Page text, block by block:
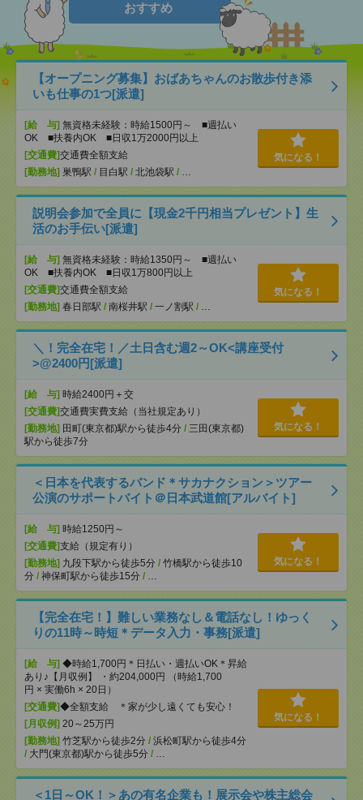
おすすめ
【オープニング募集】おばあちゃんのお散歩付き添
いも仕事の1つ[派遣]
[給 与] 無資格未経験：時給1500円～ ■週払い
OK ■扶養内OK ■日収1万2000円以上
[交通費]交通費全額支給
[勤務地] 巣鴨駅 / 目白駅 / 北池袋駅 / …
気になる！
説明会参加で全員に【現金2千円相当プレゼント】生
活のお手伝い[派遣]
[給 与] 無資格未経験：時給1350円～ ■週払い
OK ■扶養内OK ■日収1万800円以上
[交通費]交通費全額支給
[勤務地] 春日部駅 / 南桜井駅 / 一ノ割駅 / …
気になる！
＼！完全在宅！／土日含む週2～OK<講座受付
>@2400円[派遣]
[給 与] 時給2400円＋交
[交通費]交通費実費支給（当社規定あり）
[勤務地] 田町(東京都)駅から徒歩4分 / 三田(東京都)
駅から徒歩7分
気になる！
＜日本を代表するバンド＊サカナクション＞ツアー
公演のサポートバイト＠日本武道館[アルバイト]
[給 与] 時給1250円～
[交通費]支給（規定有り）
[勤務地] 九段下駅から徒歩5分 / 竹橋駅から徒歩10
分 / 神保町駅から徒歩15分 / …
気になる！
【完全在宅！】難しい業務なし＆電話なし！ゆっく
りの11時～時短＊データ入力・事務[派遣]
[給 与] ◆時給1,700円＊日払い・週払いOK＊昇給
あり♪【月収例】 ・約204,000円 （時給1,700
円 × 実働6h × 20日）
[交通費]◆全額支給 ＊家が少し遠くても安心！
[月収例] 20～25万円
[勤務地] 竹芝駅から徒歩2分 / 浜松町駅から徒歩4分
/ 大門(東京都)駅から徒歩5分 / …
気になる！
＜1日～OK！＞あの有名企業も！展示会や株主総会